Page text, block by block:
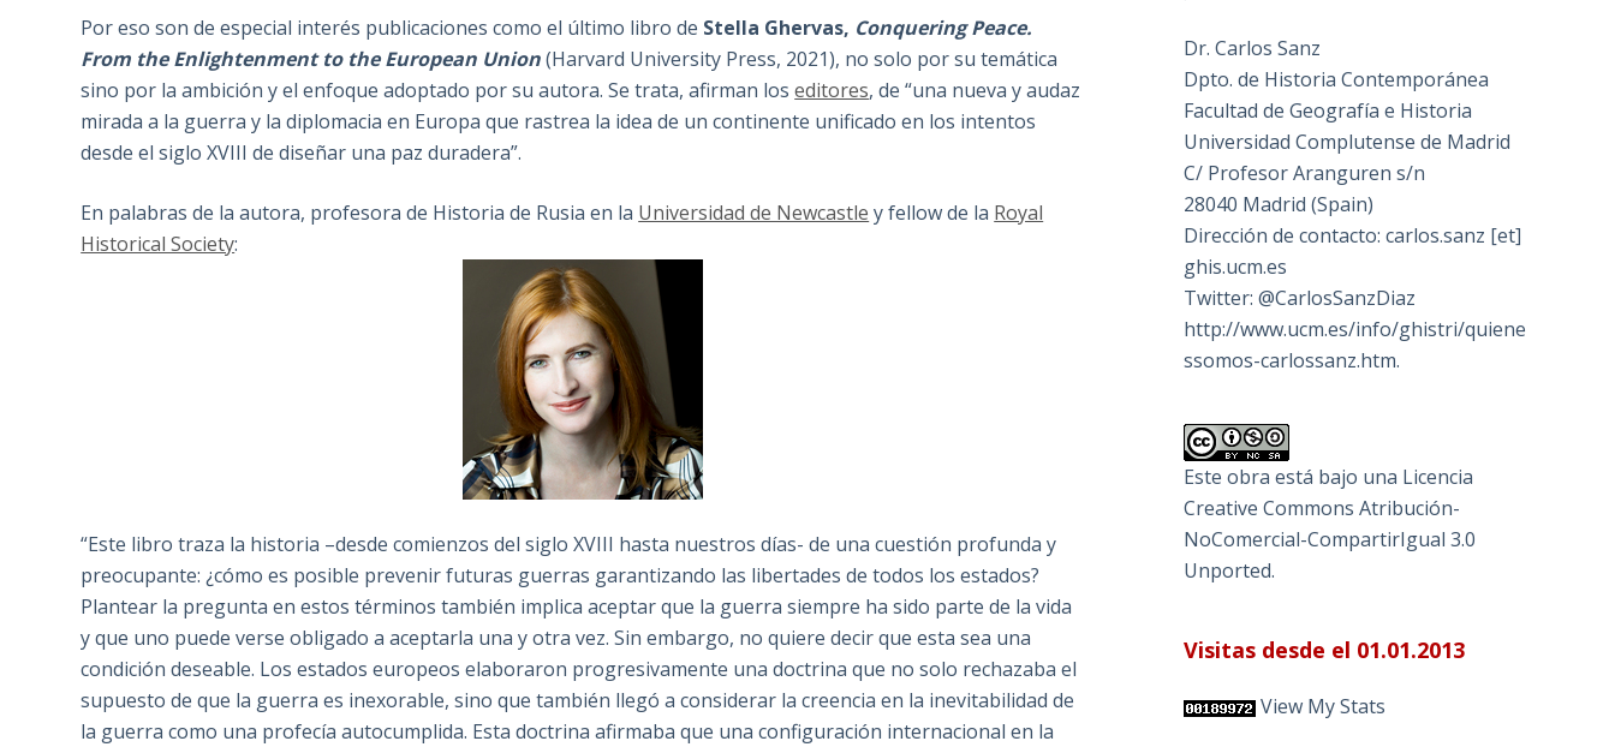
Por eso son de especial interés publicaciones como el último libro de Stella Ghervas, Conquering Peace.
From the Enlightenment to the European Union(Harvard University Press, 2021), no solo por su temática
sino por la ambición y el enfoque adoptado por su autora. Se trata, afirman loseditores, de “una nueva y audaz
mirada a la guerra y la diplomacia en Europa que rastrea la idea de un continente unificado en los intentos
desde el siglo XVIII de diseñar una paz duradera”.
En palabras de la autora, profesora de Historia de Rusia en la Universidad de Newcastle y fellow de la Royal
Historical Society:
“Este libro traza la historia –desde comienzos del siglo XVIII hasta nuestros días- de una cuestión profunda y
preocupante: ¿cómo es posible prevenir futuras guerras garantizando las libertades de todos los estados?
Plantear la pregunta en estos términos también implica aceptar que la guerra siempre ha sido parte de la vida
y que uno puede verse obligado a aceptarla una y otra vez. Sin embargo, no quiere decir que esta sea una
condición deseable. Los estados europeos elaboraron progresivamente una doctrina que no solo rechazaba el
supuesto de que la guerra es inexorable, sino que también llegó a considerar la creencia en la inevitabilidad de
la guerra como una profecía autocumplida. Esta doctrina afirmaba que una configuración internacional en la
Dr. Carlos Sanz
Dpto. de Historia Contemporánea
Facultad de Geografía e Historia
Universidad Complutense de Madrid
C/ Profesor Aranguren s/n
28040 Madrid (Spain)
Dirección de contacto: carlos.sanz [et]
ghis.ucm.es
Twitter: @CarlosSanzDiaz
http://www.ucm.es/info/ghistri/quiene
ssomos-carlossanz.htm.
Este obra está bajo una Licencia
Creative Commons Atribución-
NoComercial-CompartirIgual 3.0
Unported.
Visitas desde el 01.01.2013
View My Stats